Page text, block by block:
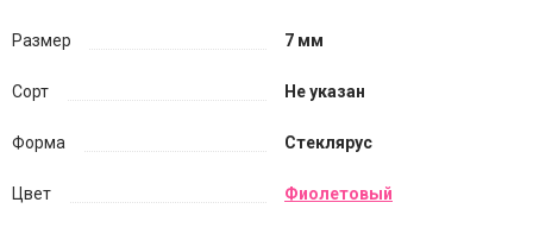
Размер 7 мм
Сорт Не указан
Форма Стеклярус
Цвет Фиолетовый